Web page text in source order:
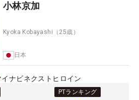
小林京加
Kyoka Kobayashi （25歳）
日本
イナビネクストヒロイン
PTランキング